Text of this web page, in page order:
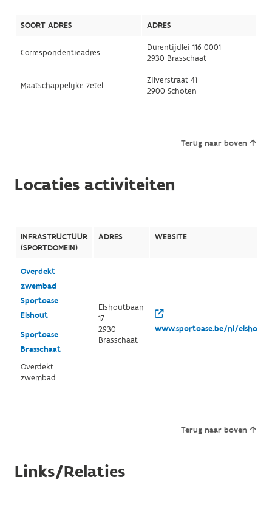
SOORT ADRES ADRES
Correspondentieadres
Durentijdlei 116 0001
2930 Brasschaat
Maatschappelijke zetel
Zilverstraat 41
2900 Schoten
Terug naar boven
Locaties activiteiten
INFRASTRUCTUUR
(SPORTDOMEIN)
ADRES WEBSITE
Overdekt
zwembad
Sportoase
Elshout
Sportoase
Brasschaat
Overdekt
zwembad
Elshoutbaan
17
2930
Brasschaat
www.sportoase.be/nl/elshout
Terug naar boven
Links/Relaties